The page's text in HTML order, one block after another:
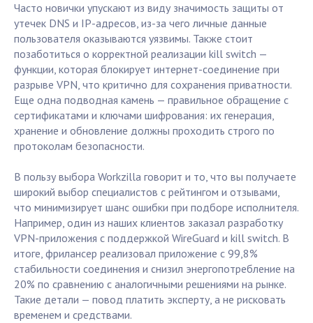
Часто новички упускают из виду значимость защиты от
утечек DNS и IP-адресов, из-за чего личные данные
пользователя оказываются уязвимы. Также стоит
позаботиться о корректной реализации kill switch —
функции, которая блокирует интернет-соединение при
разрыве VPN, что критично для сохранения приватности.
Еще одна подводная камень — правильное обращение с
сертификатами и ключами шифрования: их генерация,
хранение и обновление должны проходить строго по
протоколам безопасности.
В пользу выбора Workzilla говорит и то, что вы получаете
широкий выбор специалистов с рейтингом и отзывами,
что минимизирует шанс ошибки при подборе исполнителя.
Например, один из наших клиентов заказал разработку
VPN-приложения с поддержкой WireGuard и kill switch. В
итоге, фрилансер реализовал приложение с 99,8%
стабильности соединения и снизил энергопотребление на
20% по сравнению с аналогичными решениями на рынке.
Такие детали — повод платить эксперту, а не рисковать
временем и средствами.